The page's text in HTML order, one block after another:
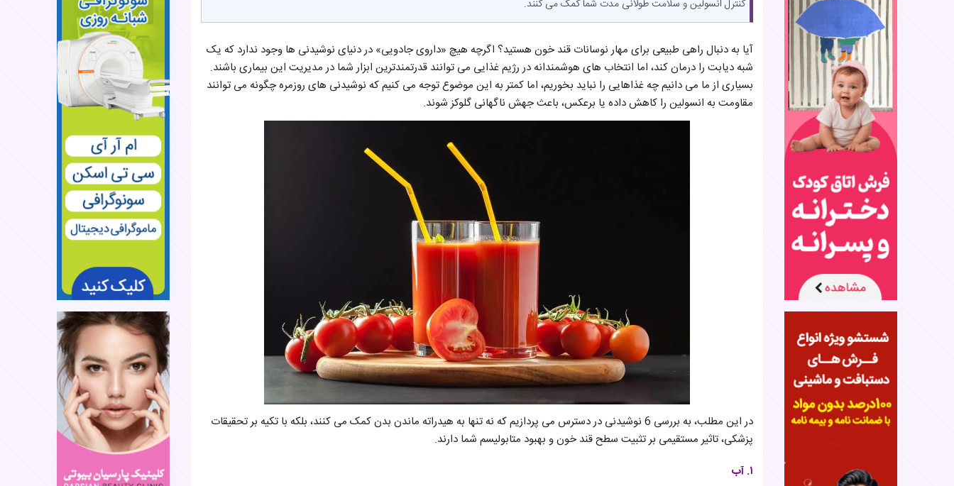
کنترل انسولین و سلامت طولانی مدت شما کمک می کنند.
آیا به دنبال راهی طبیعی برای مهار نوسانات قند خون هستید؟ اگرچه هیچ «داروی جادویی» در دنیای نوشیدنی ها وجود ندارد که یک
شبه دیابت را درمان کند، اما انتخاب های هوشمندانه در رژیم غذایی می توانند قدرتمندترین ابزار شما در مدیریت این بیماری باشند.
بسیاری از ما می دانیم چه غذاهایی را نباید بخوریم، اما کمتر به این موضوع توجه می کنیم که نوشیدنی های روزمره چگونه می توانند
مقاومت به انسولین را کاهش داده یا برعکس، باعث جهش ناگهانی گلوکز شوند.
در این مطلب، به بررسی 6 نوشیدنی در دسترس می پردازیم که نه تنها به هیدراته ماندن بدن کمک می کنند، بلکه با تکیه بر تحقیقات
پزشکی، تاثیر مستقیمی بر تثبیت سطح قند خون و بهبود متابولیسم شما دارند.
۱. آب